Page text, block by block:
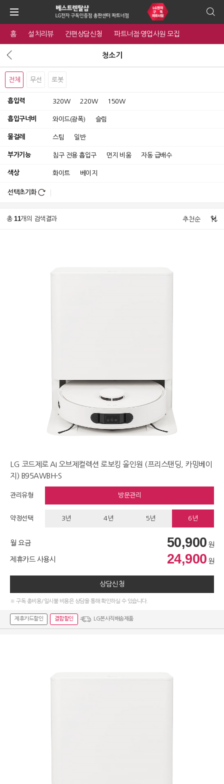
홈 설치리뷰 간편상담신청 파트너점·영업사원 모집
청소기
전체 무선 로봇
흡입력 320W 220W 150W
흡입구너비 와이드(광폭) 슬림
물걸레 스팀 일반
부가기능 침구 전용 흡입구 먼지 비움 자동 급배수
색상 화이트 베이지
선택초기화
총 11개의 검색결과
LG 코드제로 AI 오브제컬렉션 로보킹 올인원 (프리스탠딩, 카밍베이
지) B95AWBH-S
관리유형 방문관리
약정선택 3년 4년 5년 6년
월 요금 50,900 원
제휴카드 사용시 24,900 원
상담신청
※ 구독 총비용/일시불 비용은 상담을 통해 확인하실 수 있습니다.
제휴카드할인 결합할인 LG본사직배송제품